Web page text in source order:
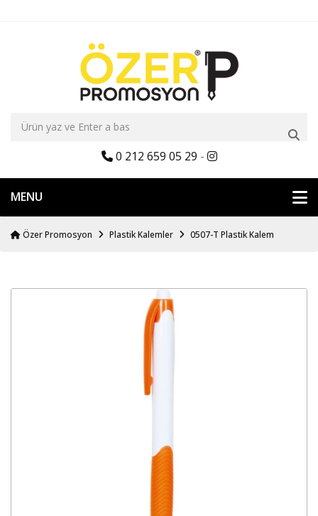
0 212 659 05 29 -
MENU
Özer Promosyon Plastik Kalemler 0507-T Plastik Kalem